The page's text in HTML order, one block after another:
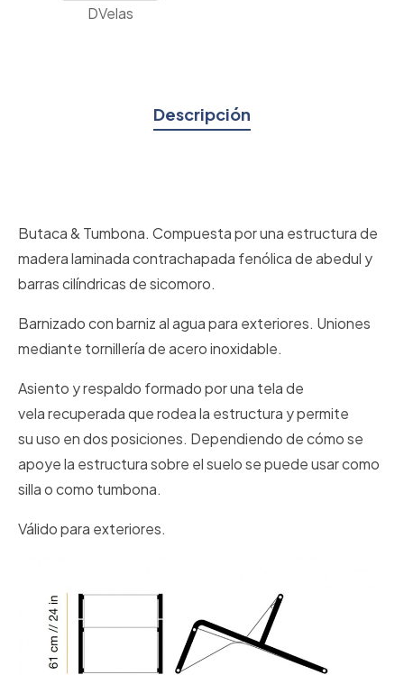
DVelas
Descripción
Butaca & Tumbona. Compuesta por una estructura de
madera laminada contrachapada fenólica de abedul y
barras cilíndricas de sicomoro.
Barnizado con barniz al agua para exteriores. Uniones
mediante tornillería de acero inoxidable.
Asiento y respaldo formado por una tela de
vela recuperada que rodea la estructura y permite
su uso en dos posiciones. Dependiendo de cómo se
apoye la estructura sobre el suelo se puede usar como
silla o como tumbona.
Válido para exteriores.